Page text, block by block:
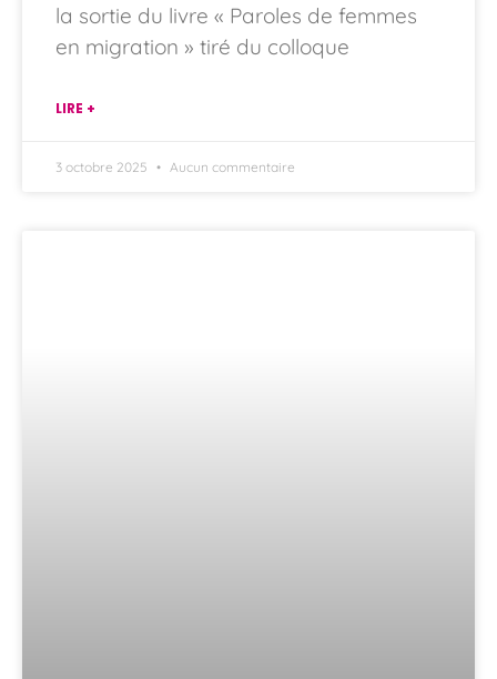
la sortie du livre « Paroles de femmes
en migration » tiré du colloque
LIRE +
3 octobre 2025 Aucun commentaire